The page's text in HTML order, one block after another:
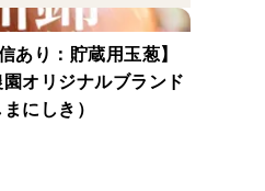
あり：貯蔵用玉葱】
オリジナルブランド
にしき）